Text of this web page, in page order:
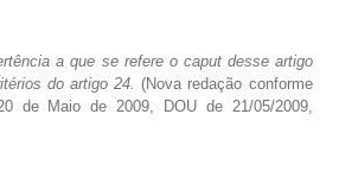
a que se refere o caput desse artigo
do artigo 24.(Nova redação conforme
de Maio de 2009, DOU de 21/05/2009,